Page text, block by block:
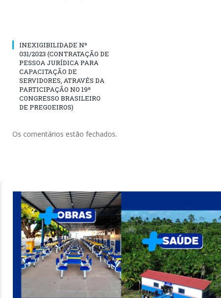
INEXIGIBILIDADE Nº
031/2023 (CONTRATAÇÃO DE
PESSOA JURÍDICA PARA
CAPACITAÇÃO DE
SERVIDORES, ATRAVÉS DA
PARTICIPAÇÃO NO 19º
CONGRESSO BRASILEIRO
DE PREGOEIROS)
Os comentários estão fechados.